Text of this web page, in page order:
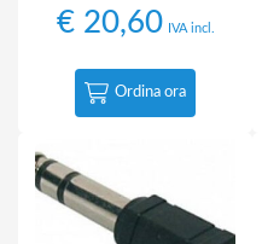
€20,60 IVA incl.
Ordina ora